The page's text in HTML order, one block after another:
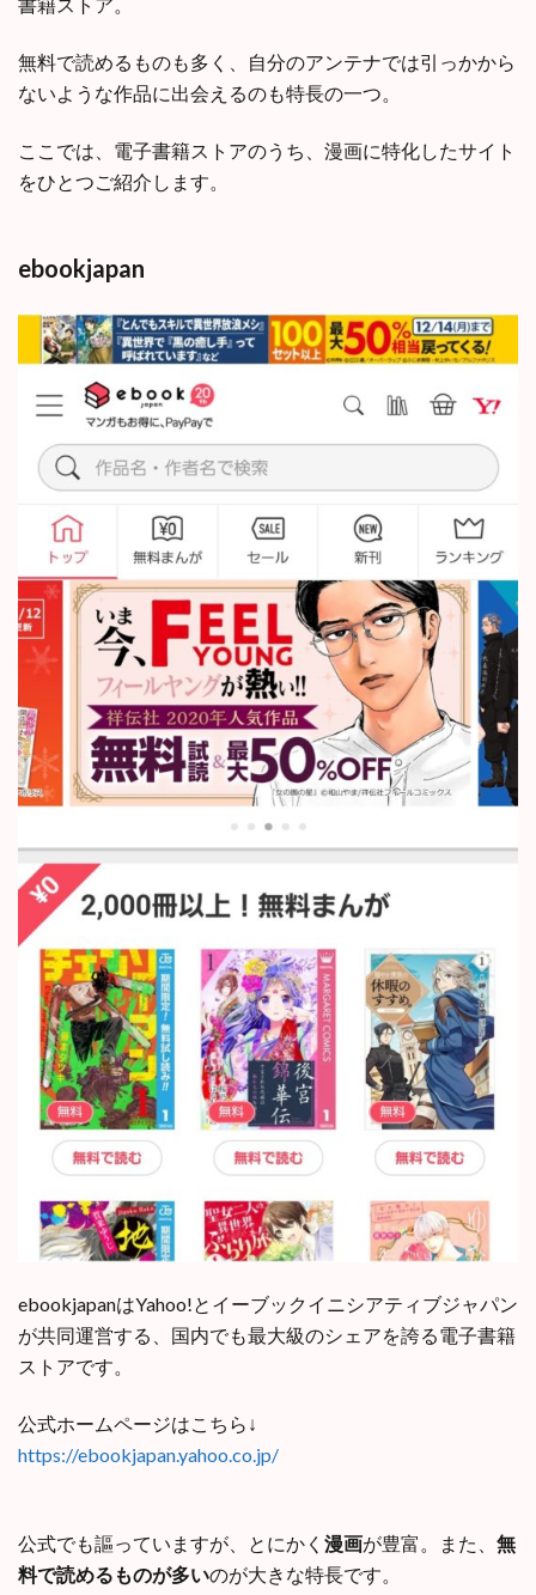
無料で読めるものも多く、自分のアンテナでは引っかから
ないような作品に出会えるのも特長の一つ。
ここでは、電子書籍ストアのうち、漫画に特化したサイト
をひとつご紹介します。
ebookjapan
ebookjapanはYahoo!とイーブックイニシアティブジャパン
が共同運営する、国内でも最大級のシェアを誇る電子書籍
ストアです。
公式ホームページはこちら↓
https://ebookjapan.yahoo.co.jp/
公式でも謳っていますが、とにかく 漫画が豊富。また、 無
料で読めるものが多いのが大きな特長です。